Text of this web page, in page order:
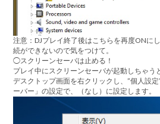
注意 ：DJプレイ終了後はこちらを再度ONに
続ができないので気をつけて。
◯スクリーンセーバは止める！
プレイ中にスクリーンセーバが起動しちゃう
デスクトップ画面を右クリックし、”個人設定
ーバー」の設定で、 （なし） に設定します。